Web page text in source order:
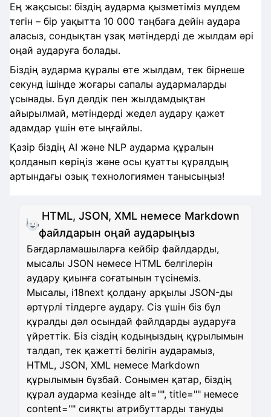
Ең жақсысы: біздің аударма қызметіміз мүлдем
тегін – бір уақытта 10 000 таңбаға дейін аудара
аласыз, сондықтан ұзақ мәтіндерді де жылдам әрі
оңай аударуға болады.
Біздің аударма құралы өте жылдам, тек бірнеше
секунд ішінде жоғары сапалы аудармаларды
ұсынады. Бұл дәлдік пен жылдамдықтан
айырылмай, мәтіндерді жедел аудару қажет
адамдар үшін өте ыңғайлы.
Қазір біздің AI және NLP аударма құралын
қолданып көріңіз және осы қуатты құралдың
артындағы озық технологиямен танысыңыз!
HTML, JSON, XML немесе Markdown
файлдарын оңай аударыңыз
Бағдарламашыларға кейбір файлдарды,
мысалы JSON немесе HTML белгілерін
аудару қиынға соғатынын түсінеміз.
Мысалы, i18next қолдану арқылы JSON-ды
әртүрлі тілдерге аудару. Сіз үшін біз бұл
құралды дәл осындай файлдарды аударуға
үйреттік. Біз сіздің кодыңыздың құрылымын
талдап, тек қажетті бөлігін аударамыз,
HTML, JSON, XML немесе Markdown
құрылымын бұзбай. Сонымен қатар, біздің
құрал аударма кезінде alt="", title="" немесе
content="" сияқты атрибуттарды тануды